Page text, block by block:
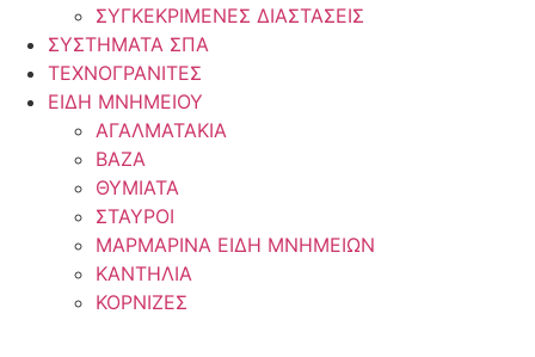
ΣΥΓΚΕΚΡΙΜΕΝΕΣ ΔΙΑΣΤΑΣΕΙΣ
ΣΥΣΤΗΜΑΤΑ ΣΠΑ
ΤΕΧΝΟΓΡΑΝΙΤΕΣ
ΕΙΔΗ ΜΝΗΜΕΙΟΥ
ΑΓΑΛΜΑΤΑΚΙΑ
ΒΑΖΑ
ΘΥΜΙΑΤΑ
ΣΤΑΥΡΟΙ
ΜΑΡΜΑΡΙΝΑ ΕΙΔΗ ΜΝΗΜΕΙΩΝ
ΚΑΝΤΗΛΙΑ
ΚΟΡΝΙΖΕΣ